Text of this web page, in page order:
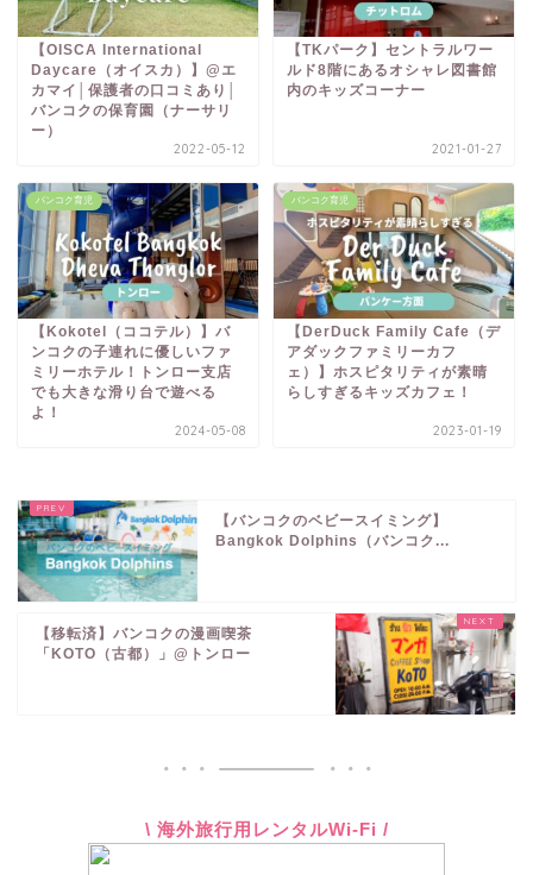
【OISCA International
Daycare（オイスカ）】@エ
カマイ│保護者の口コミあり│
バンコクの保育園（ナーサリ
ー）
2022-05-12
【TKパーク】セントラルワー
ルド8階にあるオシャレ図書館
内のキッズコーナー
2021-01-27
バンコク育児
【Kokotel（ココテル）】バ
ンコクの子連れに優しいファ
ミリーホテル！トンロー支店
でも大きな滑り台で遊べる
よ！
2024-05-08
バンコク育児
【DerDuck Family Cafe（デ
アダックファミリーカフ
ェ）】ホスピタリティが素晴
らしすぎるキッズカフェ！
2023-01-19
【バンコクのベビースイミング】
Bangkok Dolphins（バンコク...
【移転済】バンコクの漫画喫茶
「KOTO（古都）」@トンロー
\ 海外旅行用レンタルWi-Fi /